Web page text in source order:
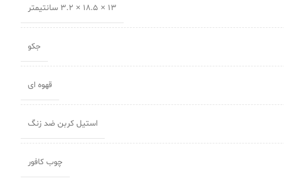
13 × 18.5 × 3.2 سانتیمتر
جکو
قهوه ای
استیل کربن ضد زنگ
چوب کافور